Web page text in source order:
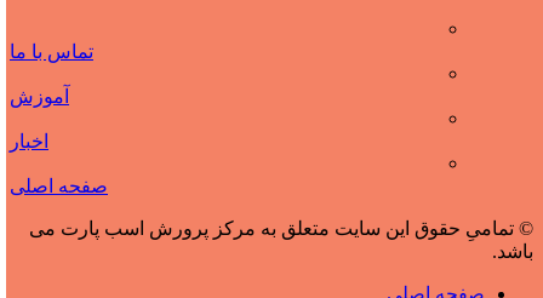
تماس با ما
آموزش
اخبار
صفحه اصلی
© تمامیِ حقوق این سایت متعلق به مرکز پرورش اسب پارت می
باشد.